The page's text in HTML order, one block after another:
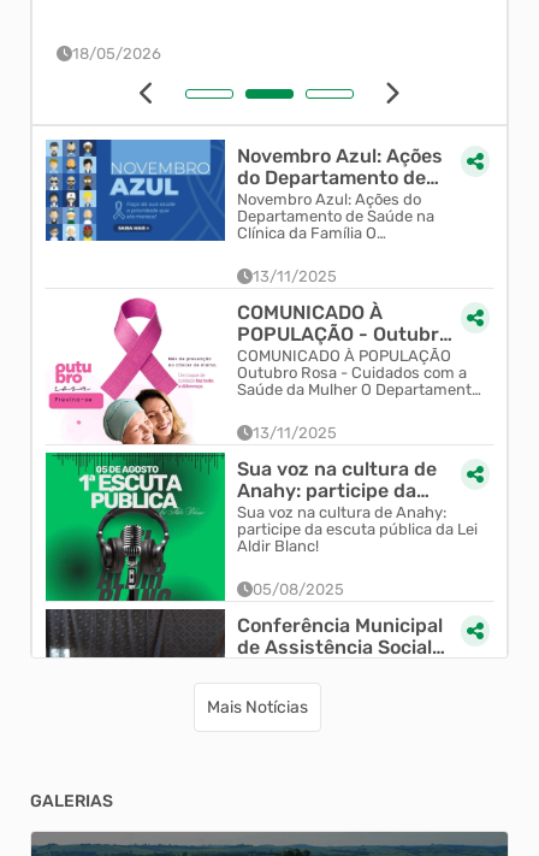
18/05/2026
Novembro Azul: Ações
do Departamento de
Saúde na Clínica da
Família
Novembro Azul: Ações do
Departamento de Saúde na
Clínica da Família O
promovendo, entre os dias 29 de
outubro e 4 de novemb...
13/11/2025
COMUNICADO À
POPULAÇÃO - Outubro
Rosa - Cuidados com a
Saúde da Mulher
COMUNICADO À POPULAÇÃO
Outubro Rosa - Cuidados com a
Saúde da Mulher O Departamento
que está em andamento a
campanha Outu...
13/11/2025
Sua voz na cultura de
Anahy: participe da
escuta pública da Lei
Aldir Blanc!
Sua voz na cultura de Anahy:
participe da escuta pública da Lei
Aldir Blanc!
05/08/2025
Conferência Municipal
de Assistência Social
SUAS em Anahy
Assistência Social celebra 20
anos do SUAS em Anahy
vulnerabilidade
famílias em situação de
Mais Notícias
GALERIAS